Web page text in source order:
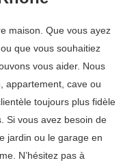
maison. Que vous ayez
que vous souhaitiez
vous aider. Nous
appartement, cave ou
toujours plus fidèle
Si vous avez besoin de
jardin ou le garage en
N’hésitez pas à